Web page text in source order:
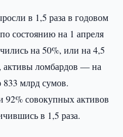
в 1,5 раза в годовом
состоянию на 1 апреля
на 50%, или на 4,5
активы ломбардов — на
млрд сумов.
92% совокупных активов
в 1,5 раза.